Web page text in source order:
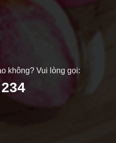
không? Vui lòng gọi: